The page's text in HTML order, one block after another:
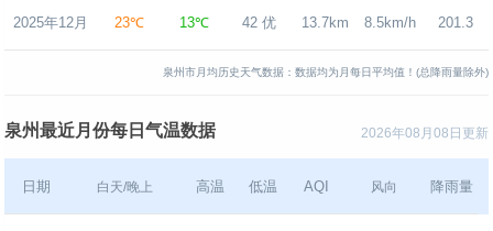
2025年12月 23℃ 13℃ 42 优 13.7km 8.5km/h 201.3
泉州市月均历史天气数据：数据均为月每日平均值！(总降雨量除外)
2026年08月08日更新
泉州最近月份每日气温数据
日期 白天/晚上 高温 低温 AQI 风向 降雨量